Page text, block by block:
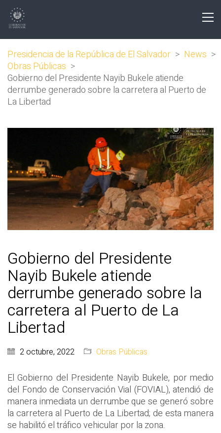
Presidencia de la República de El Salvador > News >
Obras Públicas >
Gobierno del Presidente Nayib Bukele atiende
derrumbe generado sobre la carretera al Puerto de
La Libertad
Gobierno del Presidente
Nayib Bukele atiende
derrumbe generado sobre la
carretera al Puerto de La
Libertad
2 octubre, 2022 Obras Públicas
El Gobierno del Presidente Nayib Bukele, por medio
del Fondo de Conservación Vial (FOVIAL), atendió de
manera inmediata un derrumbe que se generó sobre
la carretera al Puerto de La Libertad; de esta manera
se habilitó el tráfico vehicular por la zona.